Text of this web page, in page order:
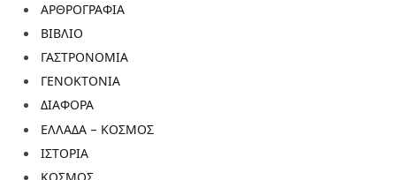
ΑΡΘΡΟΓΡΑΦΙΑ
ΒΙΒΛΙΟ
ΓΑΣΤΡΟΝΟΜΙΑ
ΓΕΝΟΚΤΟΝΙΑ
ΔΙΑΦΟΡΑ
ΕΛΛΑΔΑ – ΚΟΣΜΟΣ
ΙΣΤΟΡΙΑ
ΚΟΣΜΟΣ